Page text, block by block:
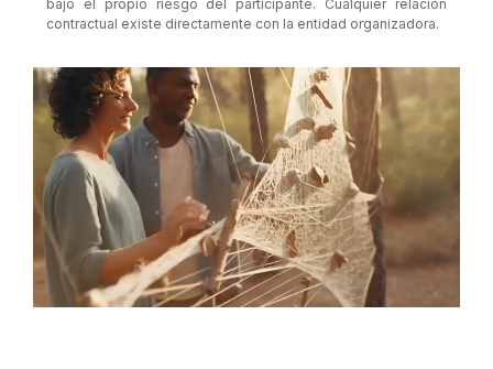
bajo el propio riesgo del participante. Cualquier relación
contractual existe directamente con la entidad organizadora.